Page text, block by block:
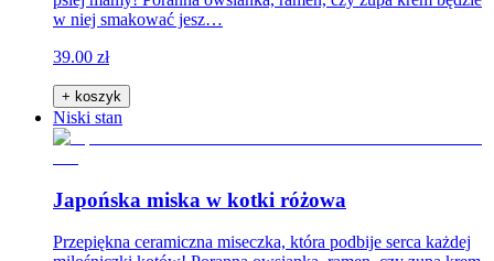
w niej smakować jesz…
39.00 zł
+ koszyk
Niski stan
Japońska miska w kotki różowa
Przepiękna ceramiczna miseczka, która podbije serca każdej